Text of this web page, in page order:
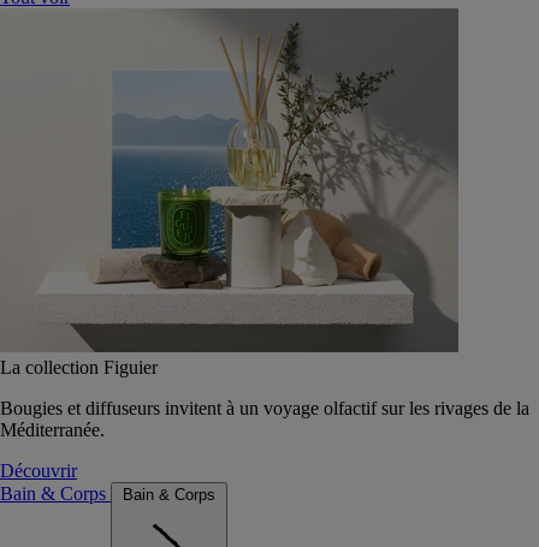
La collection Figuier
Bougies et diffuseurs invitent à un voyage olfactif sur les rivages de la
Méditerranée.
Découvrir
Bain & Corps
Bain & Corps